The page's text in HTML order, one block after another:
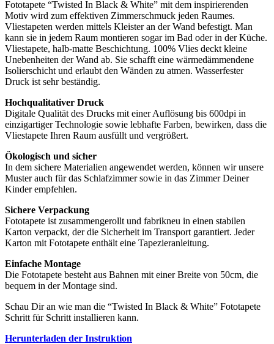
Fototapete “Twisted In Black & White” mit dem inspirierenden
Motiv wird zum effektiven Zimmerschmuck jeden Raumes.
Vliestapeten werden mittels Kleister an der Wand befestigt. Man
kann sie in jedem Raum montieren sogar im Bad oder in der Küche.
Vliestapete, halb-matte Beschichtung. 100% Vlies deckt kleine
Unebenheiten der Wand ab. Sie schafft eine wärmedämmendene
Isolierschicht und erlaubt den Wänden zu atmen. Wasserfester
Druck ist sehr beständig.
Hochqualitativer Druck
Digitale Qualität des Drucks mit einer Auflösung bis 600dpi in
einzigartiger Technologie sowie lebhafte Farben, bewirken, dass die
Vliestapete Ihren Raum ausfüllt und vergrößert.
Ökologisch und sicher
In dem sichere Materialien angewendet werden, können wir unsere
Muster auch für das Schlafzimmer sowie in das Zimmer Deiner
Kinder empfehlen.
Sichere Verpackung
Fototapete ist zusammengerollt und fabrikneu in einen stabilen
Karton verpackt, der die Sicherheit im Transport garantiert. Jeder
Karton mit Fototapete enthält eine Tapezieranleitung.
Einfache Montage
Die Fototapete besteht aus Bahnen mit einer Breite von 50cm, die
bequem in der Montage sind.
Schau Dir an wie man die “Twisted In Black & White” Fototapete
Schritt für Schritt installieren kann.
Herunterladen der Instruktion